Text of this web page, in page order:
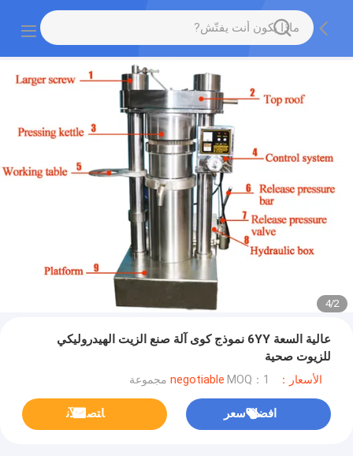
2
/
4
عالية السعة 6YY نموذج كوى آلة صنع الزيت الهيدروليكي
للزيوت صحية
الأسعار：negotiable MOQ：1 مجموعة
افضل سعر ﺎﺘﺼﻟ ﺍﻶﻧ